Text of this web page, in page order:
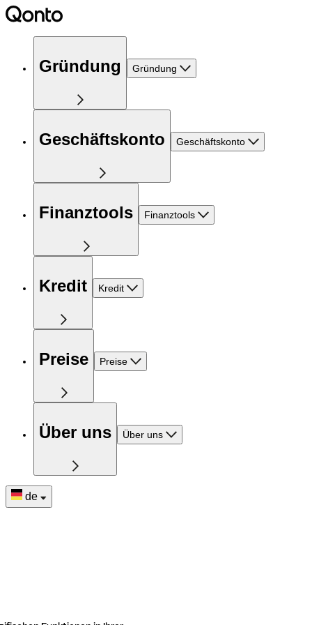
Gründung Gründung
Geschäftskonto Geschäftskonto
Finanztools Finanztools
Kredit Kredit
Preise Preise
Über uns Über uns
de